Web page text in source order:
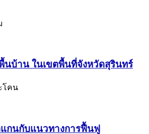
นบ้าน ในเขตพื้นที่จังหวัดสุรินทร์
โคน
กนกับแนวทางการฟื้นฟู